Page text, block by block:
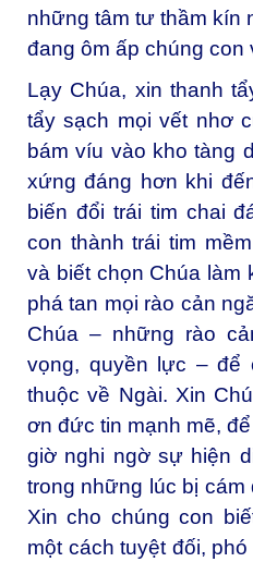
những tâm tư thầm kín
đang ôm ấp chúng con
Lạy Chúa, xin thanh
tẩy sạch mọi vết nhơ
bám víu vào kho tàng
xứng đáng hơn khi
biến đổi trái tim chai
con thành trái tim
và biết chọn Chúa làm
phá tan mọi rào cản
Chúa – những rào
vọng, quyền lực – để
thuộc về Ngài. Xin
ơn đức tin mạnh mẽ,
giờ nghi ngờ sự hiện
trong những lúc bị cám
Xin cho chúng con
một cách tuyệt đối,